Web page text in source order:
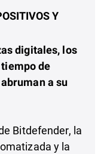
Y
digitales, los
de
a su
Bitdefender, la
y la